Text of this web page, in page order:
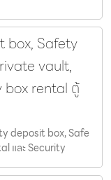
box, Safety
vault,
box rental ตู้
deposit box, Safe
และ Security